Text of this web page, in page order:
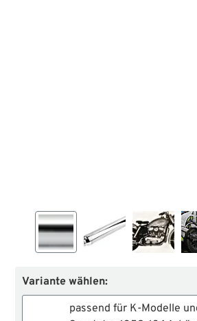
Variante wählen:
passend für K-Modelle